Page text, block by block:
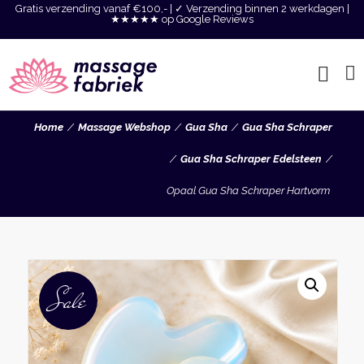
Gratis verzending vanaf €100,- | ✓ Verzending binnen 2 werkdagen |
★★★★★ op Google Reviews
Home Massage Webshop Gua Sha Gua Sha Schraper
Gua Sha Schraper Edelsteen
Opaal Gua Sha Schraper Hartvorm
Sale